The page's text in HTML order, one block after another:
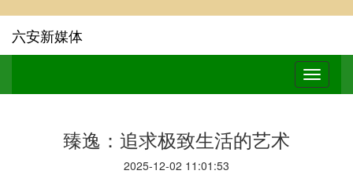
六安新媒体
臻逸：追求极致生活的艺术
2025-12-02 11:01:53